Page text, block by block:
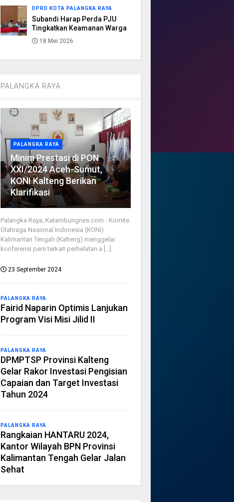
DPRD KOTA PALANGKA RAYA
Subandi Harap Perda PJU
Tingkatkan Keamanan Warga
18 Mei 2026
PALANGKA RAYA
PALANGKA RAYA
Minim Prestasi di PON
XXI/2024 Aceh-Sumut,
KONI Kalteng Berikan
Klarifikasi
Palangka Raya, Katambungnes.com - Komite
Olahraga Nasional Indonesia (KONI)
Kalimantan Tengah (Kalteng) menggelar
konferensi pers terkait perhelatan a [...]
23 September 2024
PALANGKA RAYA
Fairid Naparin Optimis Lanjukan
Program Visi Misi Jilid II
PALANGKA RAYA
DPMPTSP Provinsi Kalteng
Gelar Rakor Investasi Pengisian
Capaian dan Target Investasi
Tahun 2024
PALANGKA RAYA
Rangkaian HANTARU 2024,
Kantor Wilayah BPN Provinsi
Kalimantan Tengah Gelar Jalan
Sehat